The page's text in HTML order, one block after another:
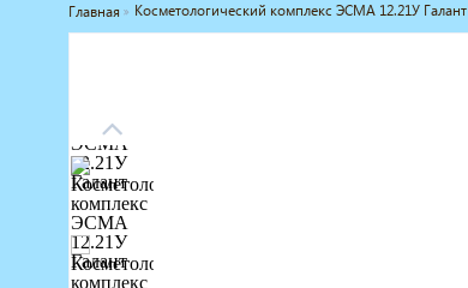
Услуги под ключ
Косметологическое оборудование
Маникюрное оборудование
Массажное и SPA оборудование
Главная Косметологический комплекс ЭСМА 12.21У Галант